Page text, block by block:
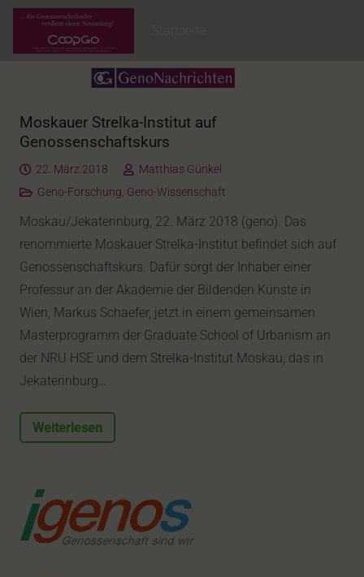
Moskauer Strelka-Institut auf
Genossenschaftskurs
22. März 2018
Matthias Günkel
Geno-Forschung, Geno-Wissenschaft
Moskau/Jekaterinburg, 22. März 2018 (geno). Das
renommierte Moskauer Strelka-Institut befindet sich auf
Genossenschaftskurs. Dafür sorgt der Inhaber einer
Professur an der Akademie der Bildenden Künste in
Wien, Markus Schaefer, jetzt in einem gemeinsamen
Masterprogramm der Graduate School of Urbanism an
der NRU HSE und dem Strelka-Institut Moskau, das in
Jekaterinburg…
Weiterlesen